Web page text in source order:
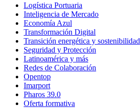
Logística Portuaria
Inteligencia de Mercado
Economía Azul
Transformación Digital
Transición energética y sostenibilidad
Seguridad y Protección
Latinoamérica y más
Redes de Colaboración
Opentop
Imarport
Pharos 39.0
Oferta formativa